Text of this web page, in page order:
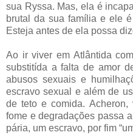
sua Ryssa. Mas, ela é
brutal da sua família e ele
Esteja antes de ela possa
Ao ir viver em Atlântida
substitída a falta de amor
abusos sexuais e
escravo sexual e além de
de teto e comida. Acheron,
fome e degradações passa
pária, um escravo, por fim